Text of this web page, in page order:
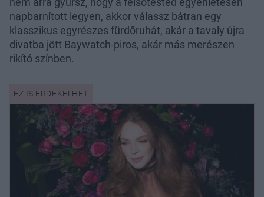
napbarnított legyen, akkor válassz bátran egy
klasszikus egyrészes fürdőruhát, akár a tavaly újra
divatba jött Baywatch-piros, akár más merészen
rikító színben.